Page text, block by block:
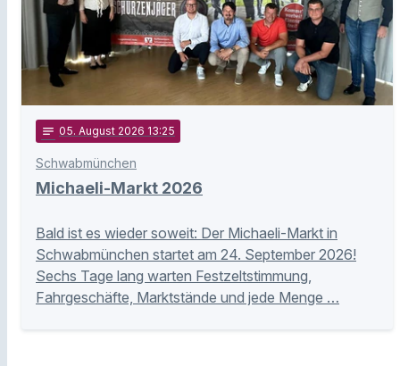
notes 05. August 2026 13:25
Schwabmünchen
Michaeli-Markt 2026
Bald ist es wieder soweit: Der Michaeli-Markt in
Schwabmünchen startet am 24. September 2026!
Sechs Tage lang warten Festzeltstimmung,
Fahrgeschäfte, Marktstände und jede Menge …